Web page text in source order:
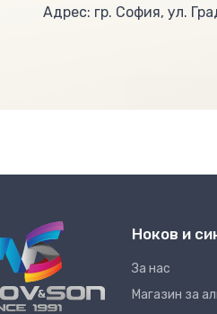
Адрес: гр. София, ул.
Ноков и
За нас
Магазин за